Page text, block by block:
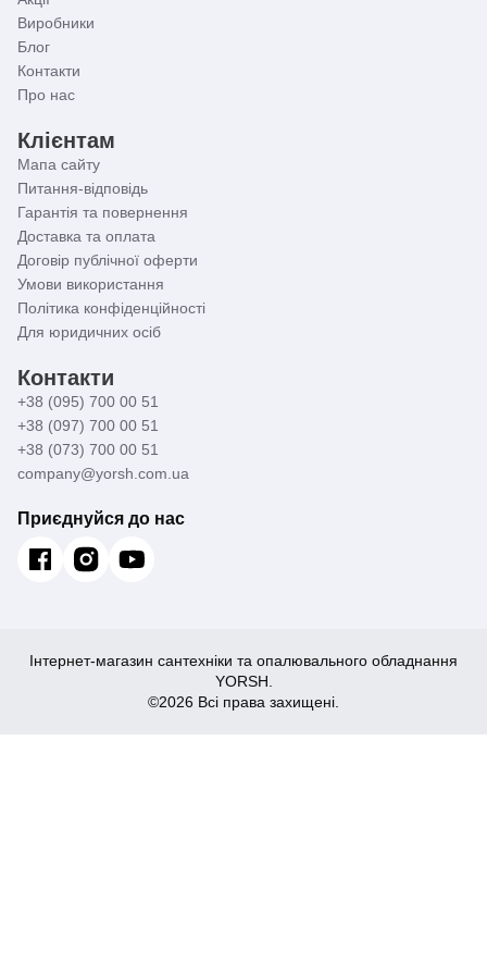
Виробники
Блог
Контакти
Про нас
Клієнтам
Мапа сайту
Питання-відповідь
Гарантія та повернення
Доставка та оплата
Договір публічної оферти
Умови використання
Політика конфіденційності
Для юридичних осіб
Контакти
+38 (095) 700 00 51
+38 (097) 700 00 51
+38 (073) 700 00 51
company@yorsh.com.ua
Приєднуйся до нас
Інтернет-магазин сантехніки та опалювального обладнання
YORSH.
©2026 Всі права захищені.